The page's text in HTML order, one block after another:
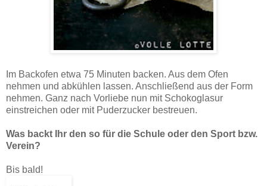
Im Backofen etwa 75 Minuten backen. Aus dem Ofen
nehmen und abkühlen lassen. Anschließend aus der Form
nehmen. Ganz nach Vorliebe nun mit Schokoglasur
einstreichen oder mit Puderzucker bestreuen.
Was backt Ihr den so für die Schule oder den Sport bzw.
Verein?
Bis bald!